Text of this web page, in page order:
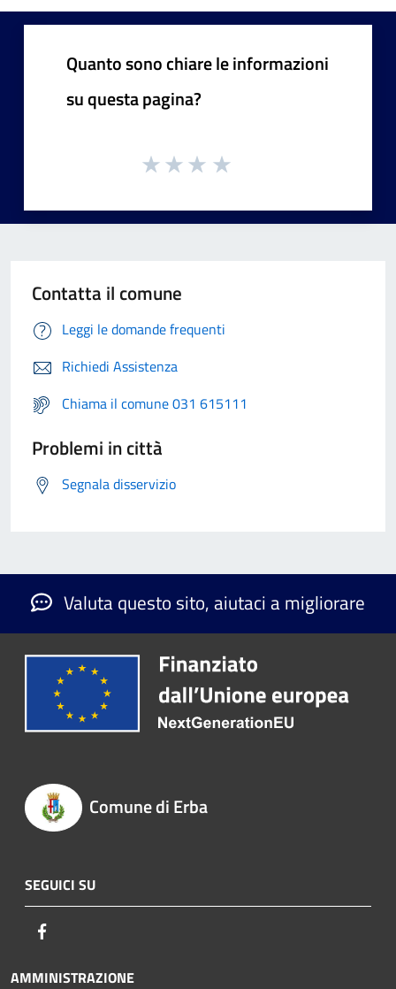
Quanto sono chiare le informazioni
su questa pagina?
Contatta il comune
Leggi le domande frequenti
Richiedi Assistenza
Chiama il comune 031 615111
Problemi in città
Segnala disservizio
Valuta questo sito, aiutaci a migliorare
Comune di Erba
SEGUICI SU
AMMINISTRAZIONE